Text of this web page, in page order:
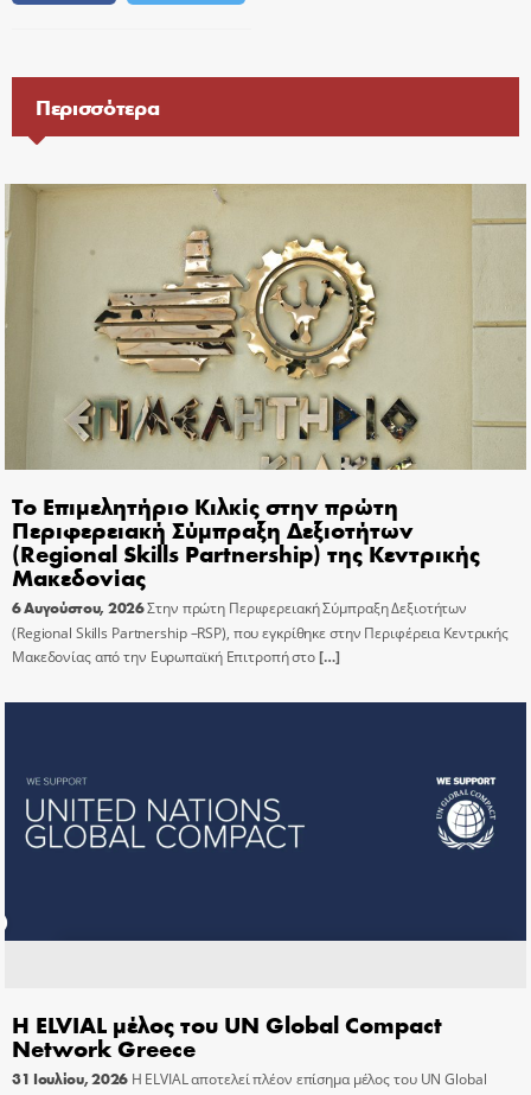
Περισσότερα
Το Επιμελητήριο Κιλκίς στην πρώτη
Περιφερειακή Σύμπραξη Δεξιοτήτων
(Regional Skills Partnership) της Κεντρικής
Μακεδονίας
6 Αυγούστου, 2026Στην πρώτη Περιφερειακή Σύμπραξη Δεξιοτήτων
(Regional Skills Partnership –RSP), που εγκρίθηκε στην Περιφέρεια Κεντρικής
Μακεδονίας από την Ευρωπαϊκή Επιτροπή στο[…]
Η ELVIAL μέλος του UN Global Compact
Network Greece
31 Ιουλίου, 2026 Η ELVIAL αποτελεί πλέον επίσημα μέλος του UN Global